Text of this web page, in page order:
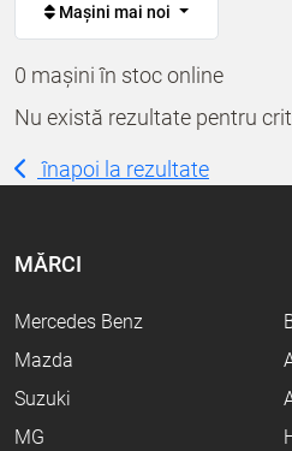
Mașini mai noi
0 mașini în stoc online
Nu există rezultate pentru
înapoi la rezultate
MĂRCI
Mercedes Benz
Mazda
Suzuki
MG